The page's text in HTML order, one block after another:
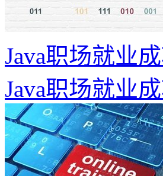
Java职场就业
Java职场就业